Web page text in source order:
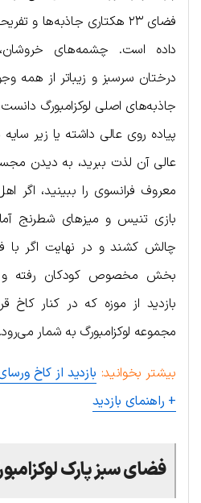
فضای ۲۳ هکتاری جاذبه‌ها و
داده است. چشمه‌های خروشان،
درختان سرسبز و زیباتر از همه
جاذبه‌های اصلی لوکزامبورگ
پیاده روی عالی داشته یا زیر
عالی آن لذت ببرید، به دیدن
معروف فرانسوی را ببینید،
بازی تنیس و میزهای شطرنج
چالش کشند و در نهایت اگر با
بخش مخصوص کودکان رفته و
بازدید از موزه که در کنار کاخ
مجموعه لوکزامبورگ به شمار می‌رود.
بیشتر بخوانید: بازدید از کاخ
+ راهنمای بازدید
فضای سبز پارک